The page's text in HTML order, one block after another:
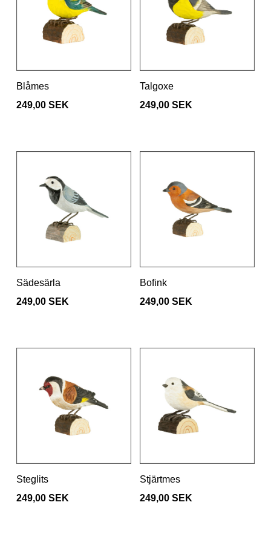
Blåmes
249,00 SEK
Talgoxe
249,00 SEK
Sädesärla
249,00 SEK
Bofink
249,00 SEK
Steglits
249,00 SEK
Stjärtmes
249,00 SEK